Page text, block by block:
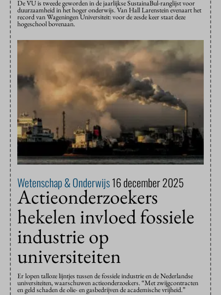
De VU is tweede geworden in de jaarlijkse SustainaBul-ranglijst voor
duurzaamheid in het hoger onderwijs. Van Hall Larenstein evenaart het
record van Wageningen Universiteit: voor de zesde keer staat deze
hogeschool bovenaan.
Wetenschap & Onderwijs16 december 2025
Actieonderzoekers
hekelen invloed fossiele
industrie op
universiteiten
Er lopen talloze lijntjes tussen de fossiele industrie en de Nederlandse
universiteiten, waarschuwen actieonderzoekers. “Met zwijgcontracten
en geld schaden de olie- en gasbedrijven de academische vrijheid.”